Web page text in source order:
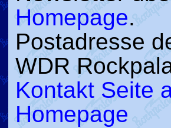
Homepage.
Postadresse
WDR
Kontakt Seite
Homepage